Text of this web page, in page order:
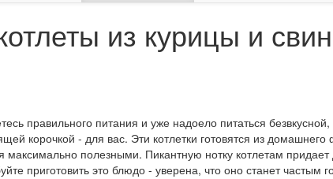
из курицы и
правильного питания и уже надоело питаться
корочкой - для вас. Эти котлетки готовятся из
максимально полезными. Пикантную нотку котлетам
приготовить это блюдо - уверена, что оно станет